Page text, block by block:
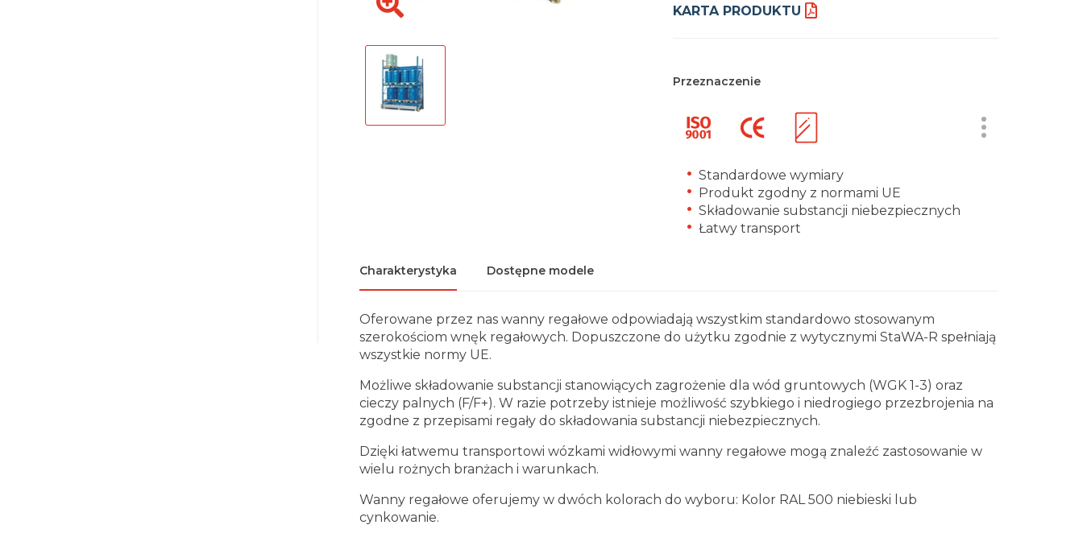
KARTA PRODUKTU
Przeznaczenie
Standardowe wymiary
Produkt zgodny z normami UE
Składowanie substancji niebezpiecznych
Łatwy transport
Charakterystyka Dostępne modele
Oferowane przez nas wanny regałowe odpowiadają wszystkim standardowo stosowanym
szerokościom wnęk regałowych. Dopuszczone do użytku zgodnie z wytycznymi StaWA-R spełniają
wszystkie normy UE.
Możliwe składowanie substancji stanowiących zagrożenie dla wód gruntowych (WGK 1-3) oraz
cieczy palnych (F/F+). W razie potrzeby istnieje możliwość szybkiego i niedrogiego przezbrojenia na
zgodne z przepisami regały do składowania substancji niebezpiecznych.
Dzięki łatwemu transportowi wózkami widłowymi wanny regałowe mogą znaleźć zastosowanie w
wielu rożnych branżach i warunkach.
Wanny regałowe oferujemy w dwóch kolorach do wyboru: Kolor RAL 500 niebieski lub
cynkowanie.